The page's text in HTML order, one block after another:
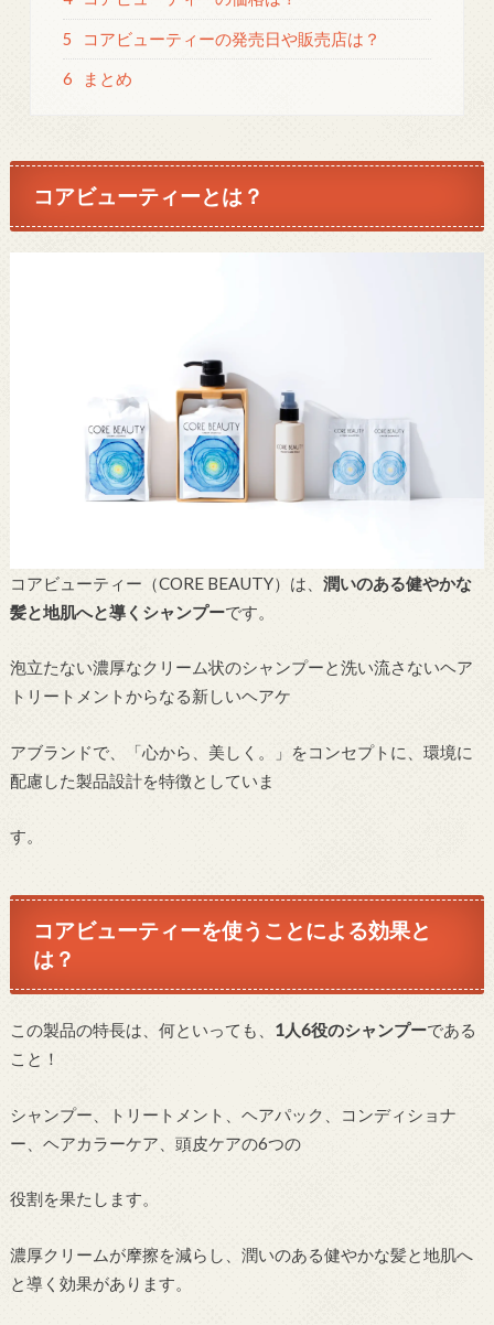
5 コアビューティーの発売日や販売店は？
6 まとめ
コアビューティーとは？
コアビューティー（CORE BEAUTY）は、 潤いのある健やかな
髪と地肌へと導くシャンプーです。
泡立たない濃厚なクリーム状のシャンプーと洗い流さないヘア
トリートメントからなる新しいヘアケ
アブランドで、「心から、美しく。」をコンセプトに、環境に
配慮した製品設計を特徴としていま
す。
コアビューティーを使うことによる効果と
は？
この製品の特長は、何といっても、 1人6役のシャンプーである
こと！
シャンプー、トリートメント、ヘアパック、コンディショナ
ー、ヘアカラーケア、頭皮ケアの6つの
役割を果たします。
濃厚クリームが摩擦を減らし、潤いのある健やかな髪と地肌へ
と導く効果があります。